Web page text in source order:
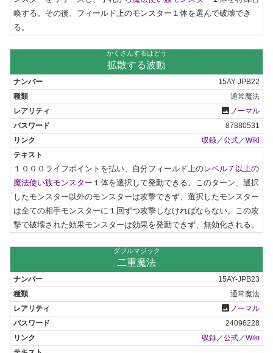
喚する。その後、フィールド上のモンスター１体を選んで破壊でき
る。
かくさんするはどう
拡散する波動
15AY-JPB22
通常魔法
photo ノーマル
87880531
収録／公式／Wiki
１０００ライフポイントを払い、自分フィールド上のレベル７以上の
魔法使い族モンスター １体を選択して発動できる。このターン、選択
したモンスター以外のモンスターは攻撃できず、選択したモンスター
は全ての相手モンスターに１回ずつ攻撃しなければならない。この攻
撃で破壊された効果モンスターは効果を発動できず、無効化される。
ダブルマジック
二重魔法
15AY-JPB23
通常魔法
photo ノーマル
24096228
収録／公式／Wiki